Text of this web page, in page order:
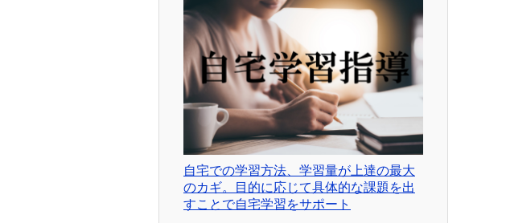
自宅での学習方法、学習量が上達の最大
のカギ。目的に応じて具体的な課題を出
すことで自宅学習をサポート